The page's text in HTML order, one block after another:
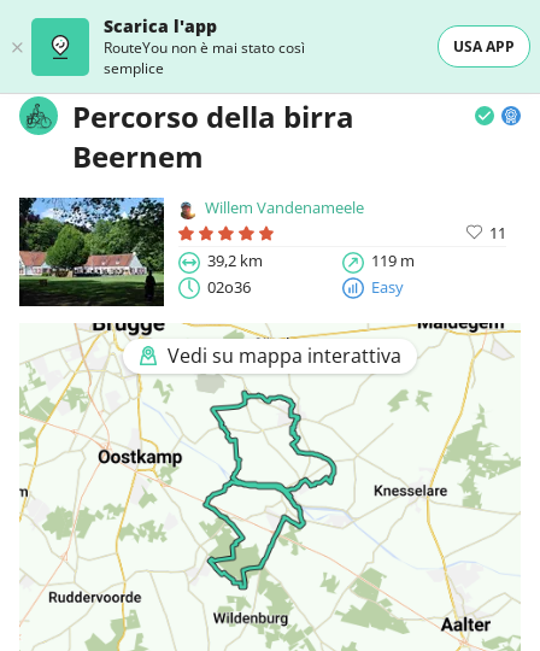
Scarica l'app
RouteYou non è mai stato così
semplice
USA APP
Percorso della birra
Beernem
Willem Vandenameele
11
39,2 km
119 m
02o36
Easy
Vedi su mappa interattiva